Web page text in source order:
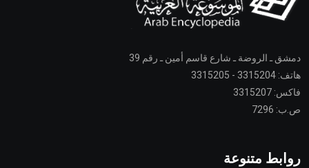
دمشق ـ الروضة ـ شارع قاسم أمين ـ رقم 39
هاتف: 3315204 - 3315205
فاكس: 3315207
ص.ب: 7296
روابط متنوعة